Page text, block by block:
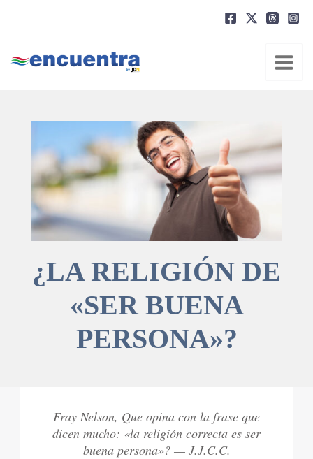
¿LA RELIGIÓN DE
«SER BUENA
PERSONA»?
Fray Nelson, Que opina con la frase que
dicen mucho: «la religión correcta es ser
buena persona»? — J.J.C.C.